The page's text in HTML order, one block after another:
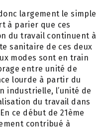
largement le simple
à parier que ces
du travail continuent à
sanitaire de ces deux
modes sont en train
entre unité de
lourde à partir du
industrielle, l’unité de
du travail dans
ce début de 21ème
contribué à